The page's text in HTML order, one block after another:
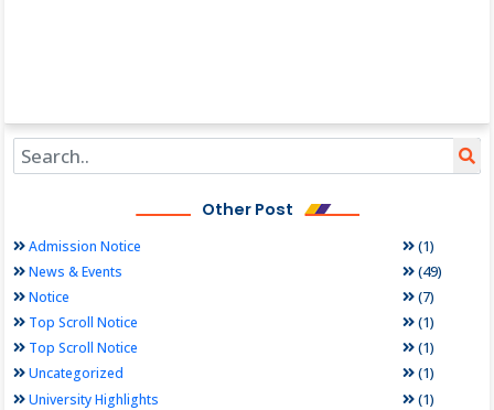
Other Post
Admission Notice (1)
News & Events (49)
Notice (7)
Top Scroll Notice (1)
Top Scroll Notice (1)
Uncategorized (1)
University Highlights (1)